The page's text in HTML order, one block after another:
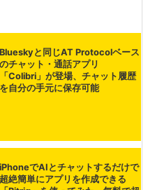
Colibri」が登場、チャット履歴